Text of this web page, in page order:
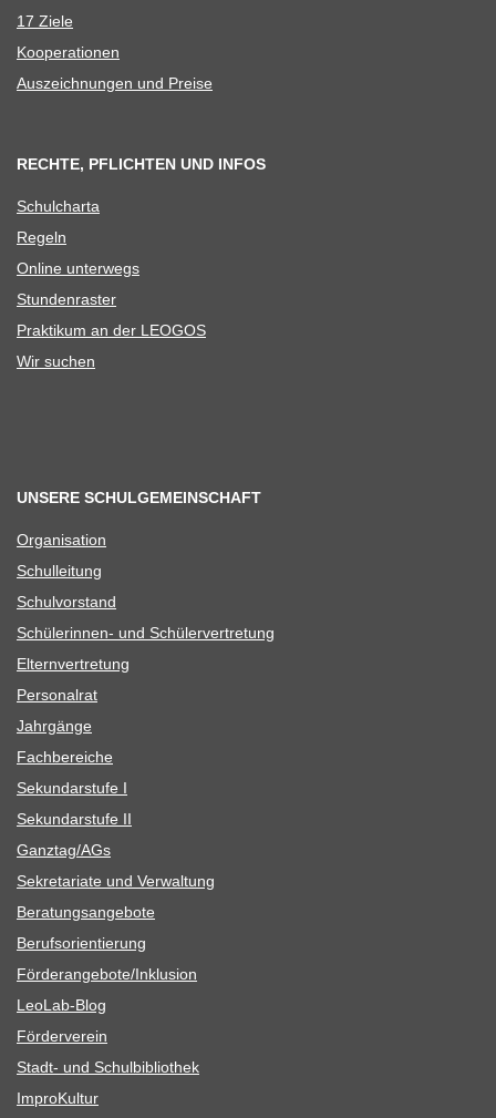
17 Ziele
Koope­ra­tio­nen
Aus­zeich­nun­gen und Preise
RECHTE, PFLICHTEN UND INFOS
Schul­charta
Regeln
Online unter­wegs
Stun­den­ras­ter
Prak­ti­kum an der LEOGOS
Wir suchen
UNSERE SCHULGEMEINSCHAFT
Orga­ni­sa­tion
Schul­lei­tung
Schul­vor­stand
Schü­le­rin­nen- und Schülervertretung
Eltern­ver­tre­tung
Per­so­nal­rat
Jahr­gänge
Fach­be­rei­che
Sekun­dar­stufe I
Sekun­dar­stufe II
Ganztag/​​AGs
Sekre­ta­riate und Verwaltung
Bera­tungs­an­ge­bote
Berufs­ori­en­tie­rung
Förderangebote/​​Inklusion
Leo­Lab-Blog
För­der­ver­ein
Stadt- und Schulbibliothek
Impro­Kul­tur